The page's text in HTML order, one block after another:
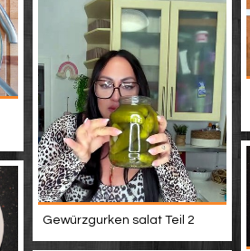
Gewürzgurken salat Teil 2